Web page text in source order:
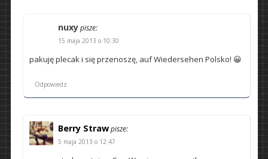
nuxy pisze:
15 maja 2013 o 10:30
pakuję plecak i się przenoszę, auf Wiedersehen Polsko! 😀
Odpowiedz
Berry Straw pisze:
5 maja 2013 o 12:47